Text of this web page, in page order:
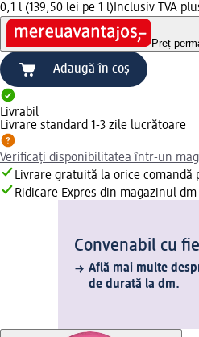
0,1 l (139,50 lei pe 1 l) Inclusiv TVA
Preț
Adaugă în coș
Livrabil
Livrare standard 1-3 zile lucrătoare
Verificați disponibilitatea într-un
Livrare gratuită la orice comandă
Ridicare Expres din magazinul
Convenabil cu
Află mai multe
de durată la dm.